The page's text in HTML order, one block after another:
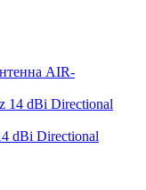
AIR-
dBi Directional